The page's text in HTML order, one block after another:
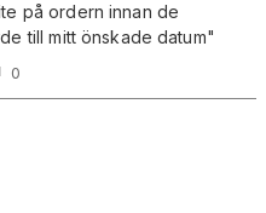
på ordern innan de
till mitt önskade datum"
0